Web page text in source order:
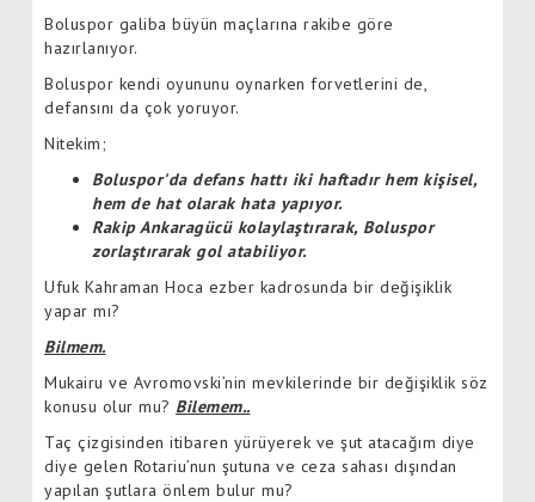
Boluspor galiba büyün maçlarına rakibe göre
hazırlanıyor.
Boluspor kendi oyununu oynarken forvetlerini de,
defansını da çok yoruyor.
Nitekim;
Boluspor'da defans hattı iki haftadır hem kişisel,
hem de hat olarak hata yapıyor.
Rakip Ankaragücü kolaylaştırarak, Boluspor
zorlaştırarak gol atabiliyor.
Ufuk Kahraman Hoca ezber kadrosunda bir değişiklik
yapar mı?
Bilmem.
Mukairu ve Avromovski’nin mevkilerinde bir değişiklik söz
konusu olur mu? Bilemem..
Taç çizgisinden itibaren yürüyerek ve şut atacağım diye
diye gelen Rotariu’nun şutuna ve ceza sahası dışından
yapılan şutlara önlem bulur mu?